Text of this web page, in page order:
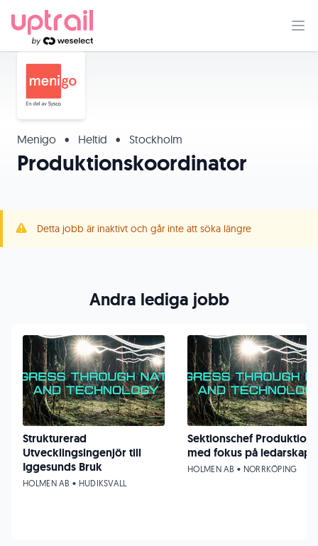
Menigo • Heltid • Stockholm
Produktionskoordinator
Detta jobb är inaktivt och går inte att söka längre
Andra lediga jobb
Strukturerad
Utvecklingsingenjör till
Iggesunds Bruk
HOLMEN AB • HUDIKSVALL
Sektionschef Produktion
med fokus på ledarskap
HOLMEN AB • NORRKÖPING